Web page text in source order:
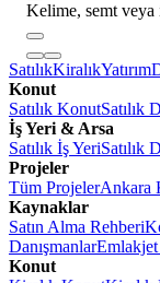
Kelime, semt veya
SatılıkKiralıkYatırım
Konut
Satılık KonutSatılık
İş Yeri & Arsa
Satılık İş YeriSatılık
Projeler
Tüm ProjelerAnkara
Kaynaklar
Satın Alma Rehberi
Danışmanlar
Konut